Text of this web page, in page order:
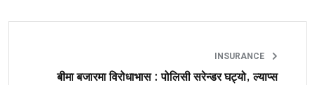
INSURANCE
बीमा बजारमा विरोधाभास : पोलिसी सरेन्डर घट्यो, ल्याप्स